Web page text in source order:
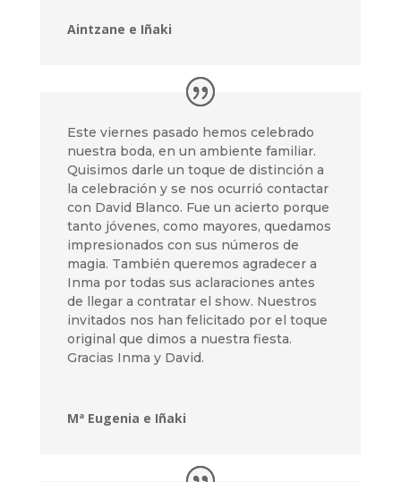
Aintzane e Iñaki
Este viernes pasado hemos celebrado
nuestra boda, en un ambiente familiar.
Quisimos darle un toque de distinción a
la celebración y se nos ocurrió contactar
con David Blanco. Fue un acierto porque
tanto jóvenes, como mayores, quedamos
impresionados con sus números de
magia. También queremos agradecer a
Inma por todas sus aclaraciones antes
de llegar a contratar el show. Nuestros
invitados nos han felicitado por el toque
original que dimos a nuestra fiesta.
Gracias Inma y David.
Mª Eugenia e Iñaki